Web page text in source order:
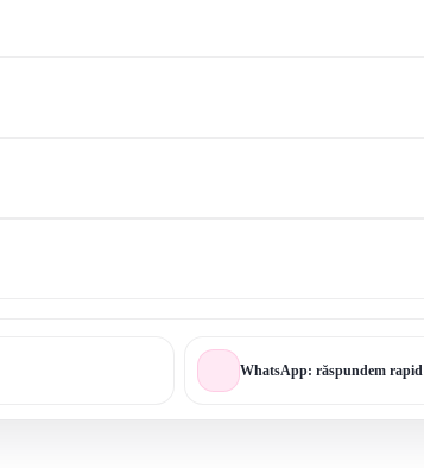
WhatsApp: răspundem rapid